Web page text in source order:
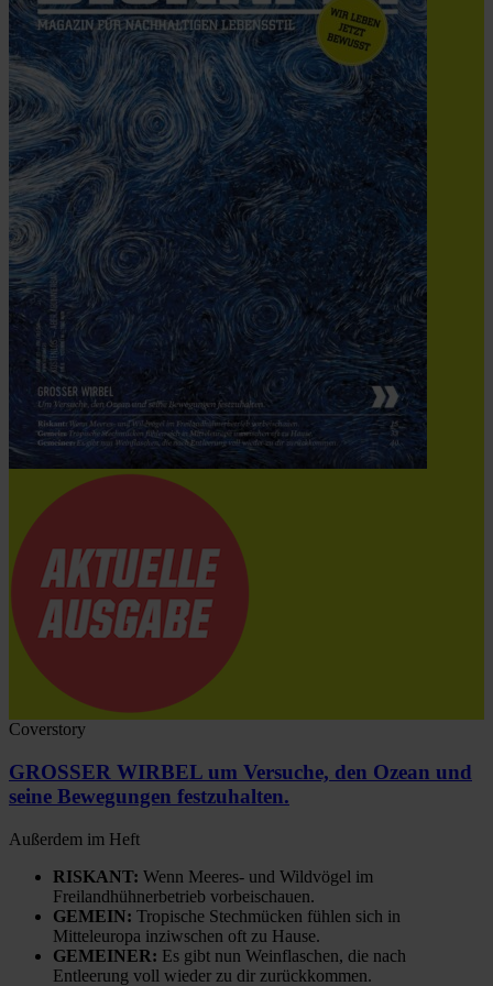
Coverstory
GROSSER WIRBEL um Versuche, den Ozean und
seine Bewegungen festzuhalten.
Außerdem im Heft
RISKANT: Wenn Meeres- und Wildvögel im
Freilandhühnerbetrieb vorbeischauen.
GEMEIN: Tropische Stechmücken fühlen sich in
Mitteleuropa inziwschen oft zu Hause.
GEMEINER: Es gibt nun Weinflaschen, die nach
Entleerung voll wieder zu dir zurückkommen.